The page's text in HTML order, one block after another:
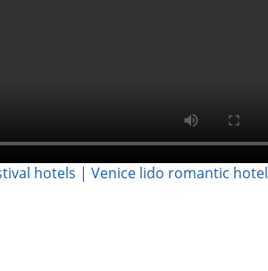
hotels | Venice lido romantic hotel